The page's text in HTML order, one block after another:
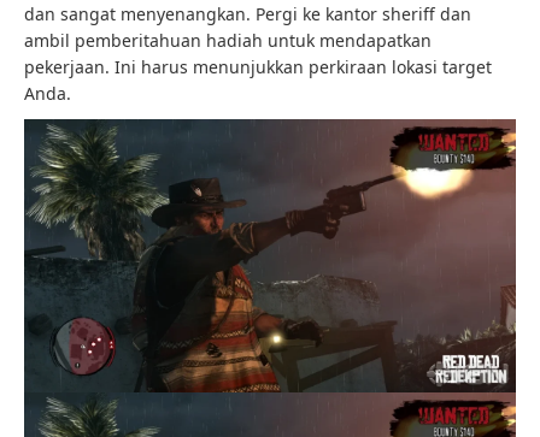
dan sangat menyenangkan. Pergi ke kantor sheriff dan
ambil pemberitahuan hadiah untuk mendapatkan
pekerjaan. Ini harus menunjukkan perkiraan lokasi target
Anda.